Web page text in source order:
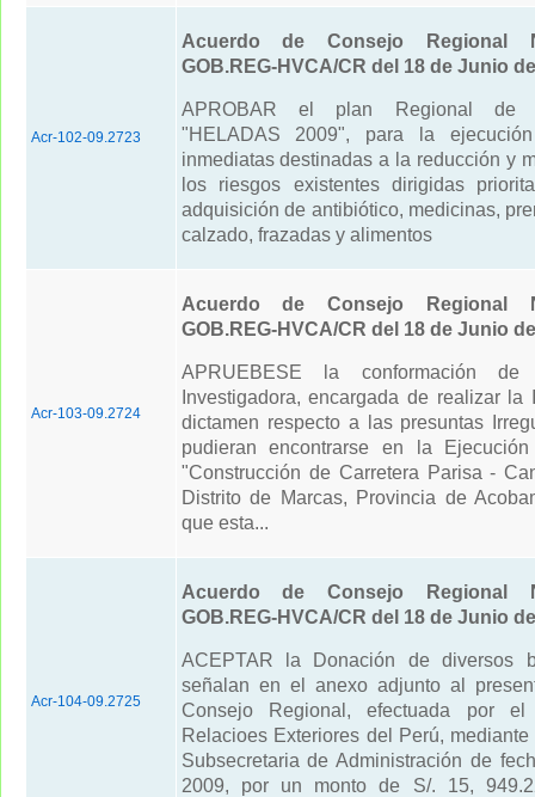
Acr-102-09.2723
Acuerdo de Consejo Regional
GOB.REG-HVCA/CR del 18 de Junio
APROBAR el plan Regional de
"HELADAS 2009", para la
inmediatas destinadas a la reducción y
los riesgos existentes dirigidas
adquisición de antibiótico, medicinas,
calzado, frazadas y alimentos
Acr-103-09.2724
Acuerdo de Consejo Regional
GOB.REG-HVCA/CR del 18 de Junio
APRUEBESE la conformación
Investigadora, encargada de realizar la
dictamen respecto a las presuntas
pudieran encontrarse en la
"Construcción de Carretera Parisa -
Distrito de Marcas, Provincia de
que esta...
Acr-104-09.2725
Acuerdo de Consejo Regional
GOB.REG-HVCA/CR del 18 de Junio
ACEPTAR la Donación de diversos
señalan en el anexo adjunto al
Consejo Regional, efectuada por
Relacioes Exteriores del Perú,
Subsecretaria de Administración de
2009, por un monto de S/. 15,